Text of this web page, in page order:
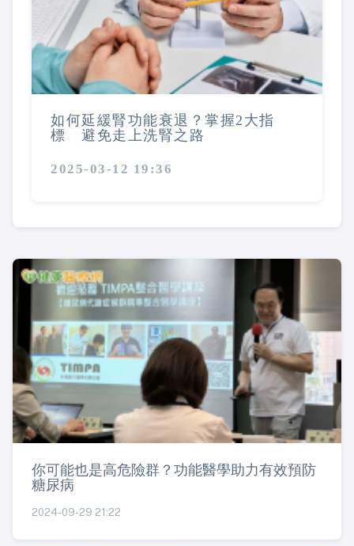
如何延緩腎功能衰退？掌握2大指
標 避免走上洗腎之路
2025-03-12 19:36
你可能也是高危險群？功能醫學助力有效預防
糖尿病
2024-09-29 21:22